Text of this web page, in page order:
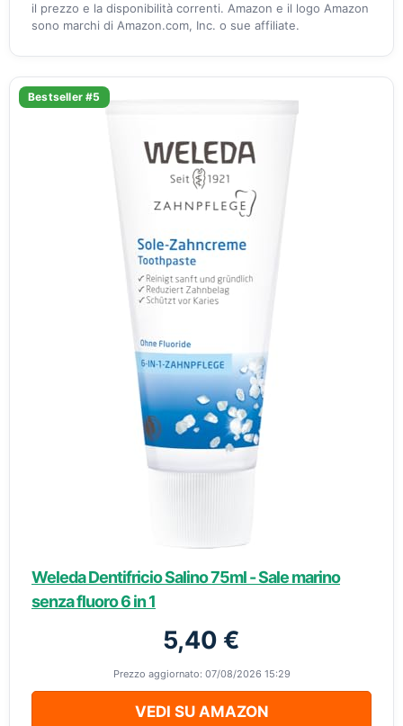
il prezzo e la disponibilità correnti. Amazon e il logo Amazon
sono marchi di Amazon.com, Inc. o sue affiliate.
Bestseller #5
Weleda Dentifricio Salino 75ml - Sale marino
senza fluoro 6 in 1
5,40 €
Prezzo aggiornato: 07/08/2026 15:29
VEDI SU AMAZON